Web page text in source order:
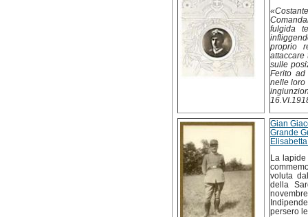
fulgida
proprio
attaccare
sulle
Ferito
nelle loro
Gian
Grande
La
voluta
della
persero